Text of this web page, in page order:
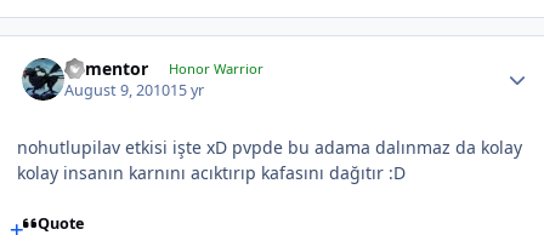
dementor Honor Warrior
August 9, 201015 yr
nohutlupilav etkisi işte xD pvpde bu adama dalınmaz da kolay
kolay insanın karnını acıktırıp kafasını dağıtır :D
Quote